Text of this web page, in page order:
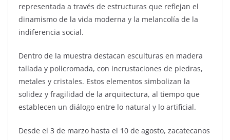
representada a través de estructuras que reflejan el
dinamismo de la vida moderna y la melancolía de la
indiferencia social.
Dentro de la muestra destacan esculturas en madera
tallada y policromada, con incrustaciones de piedras,
metales y cristales. Estos elementos simbolizan la
solidez y fragilidad de la arquitectura, al tiempo que
establecen un diálogo entre lo natural y lo artificial.
Desde el 3 de marzo hasta el 10 de agosto, zacatecanos